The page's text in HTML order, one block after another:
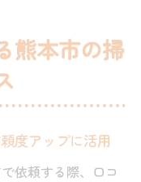
熊本市の掃
度アップに活用
依頼する際、口コ